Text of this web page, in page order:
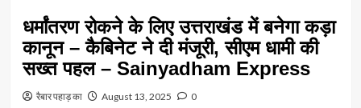
धर्मांतरण रोकने के लिए उत्तराखंड में बनेगा कड़ा
कानून – कैबिनेट ने दी मंजूरी, सीएम धामी की
सख्त पहल – Sainyadham Express
रैबार पहाड़ का August 13, 2025 0